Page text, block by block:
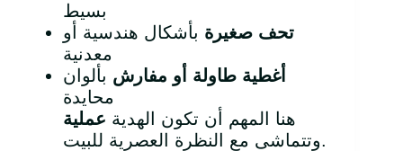
بسيط
تحف صغيرة بأشكال هندسية أو
معدنية
أغطية طاولة أو مفارش بألوان
محايدة
هنا المهم أن تكون الهدية عملية
وتتماشى مع النظرة العصرية للبيت.